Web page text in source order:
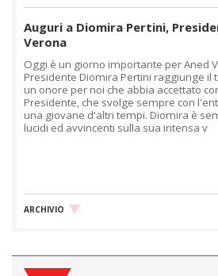
Auguri a Diomira Pertini,
Verona
Oggi è un giorno importante per Aned
Presidente Diomira Pertini raggiunge il
un onore per noi che abbia accettato
Presidente, che svolge sempre con
una giovane d'altri tempi. Diomira è
lucidi ed avvincenti sulla sua intensa v
ARCHIVIO